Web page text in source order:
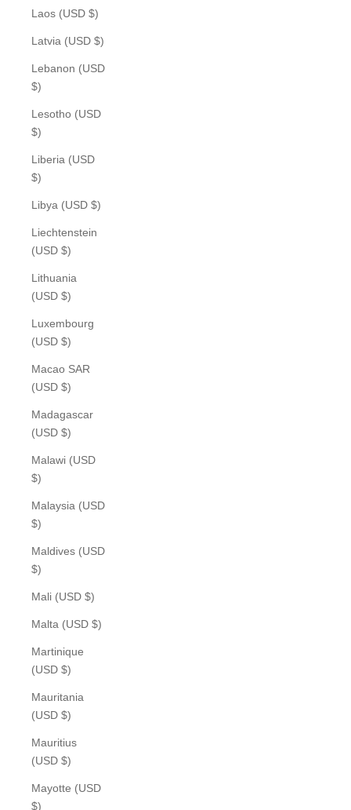
Laos (USD $)
Latvia (USD $)
Lebanon (USD
$)
Lesotho (USD
$)
Liberia (USD
$)
Libya (USD $)
Liechtenstein
(USD $)
Lithuania
(USD $)
Luxembourg
(USD $)
Macao SAR
(USD $)
Madagascar
(USD $)
Malawi (USD
$)
Malaysia (USD
$)
Maldives (USD
$)
Mali (USD $)
Malta (USD $)
Martinique
(USD $)
Mauritania
(USD $)
Mauritius
(USD $)
Mayotte (USD
$)